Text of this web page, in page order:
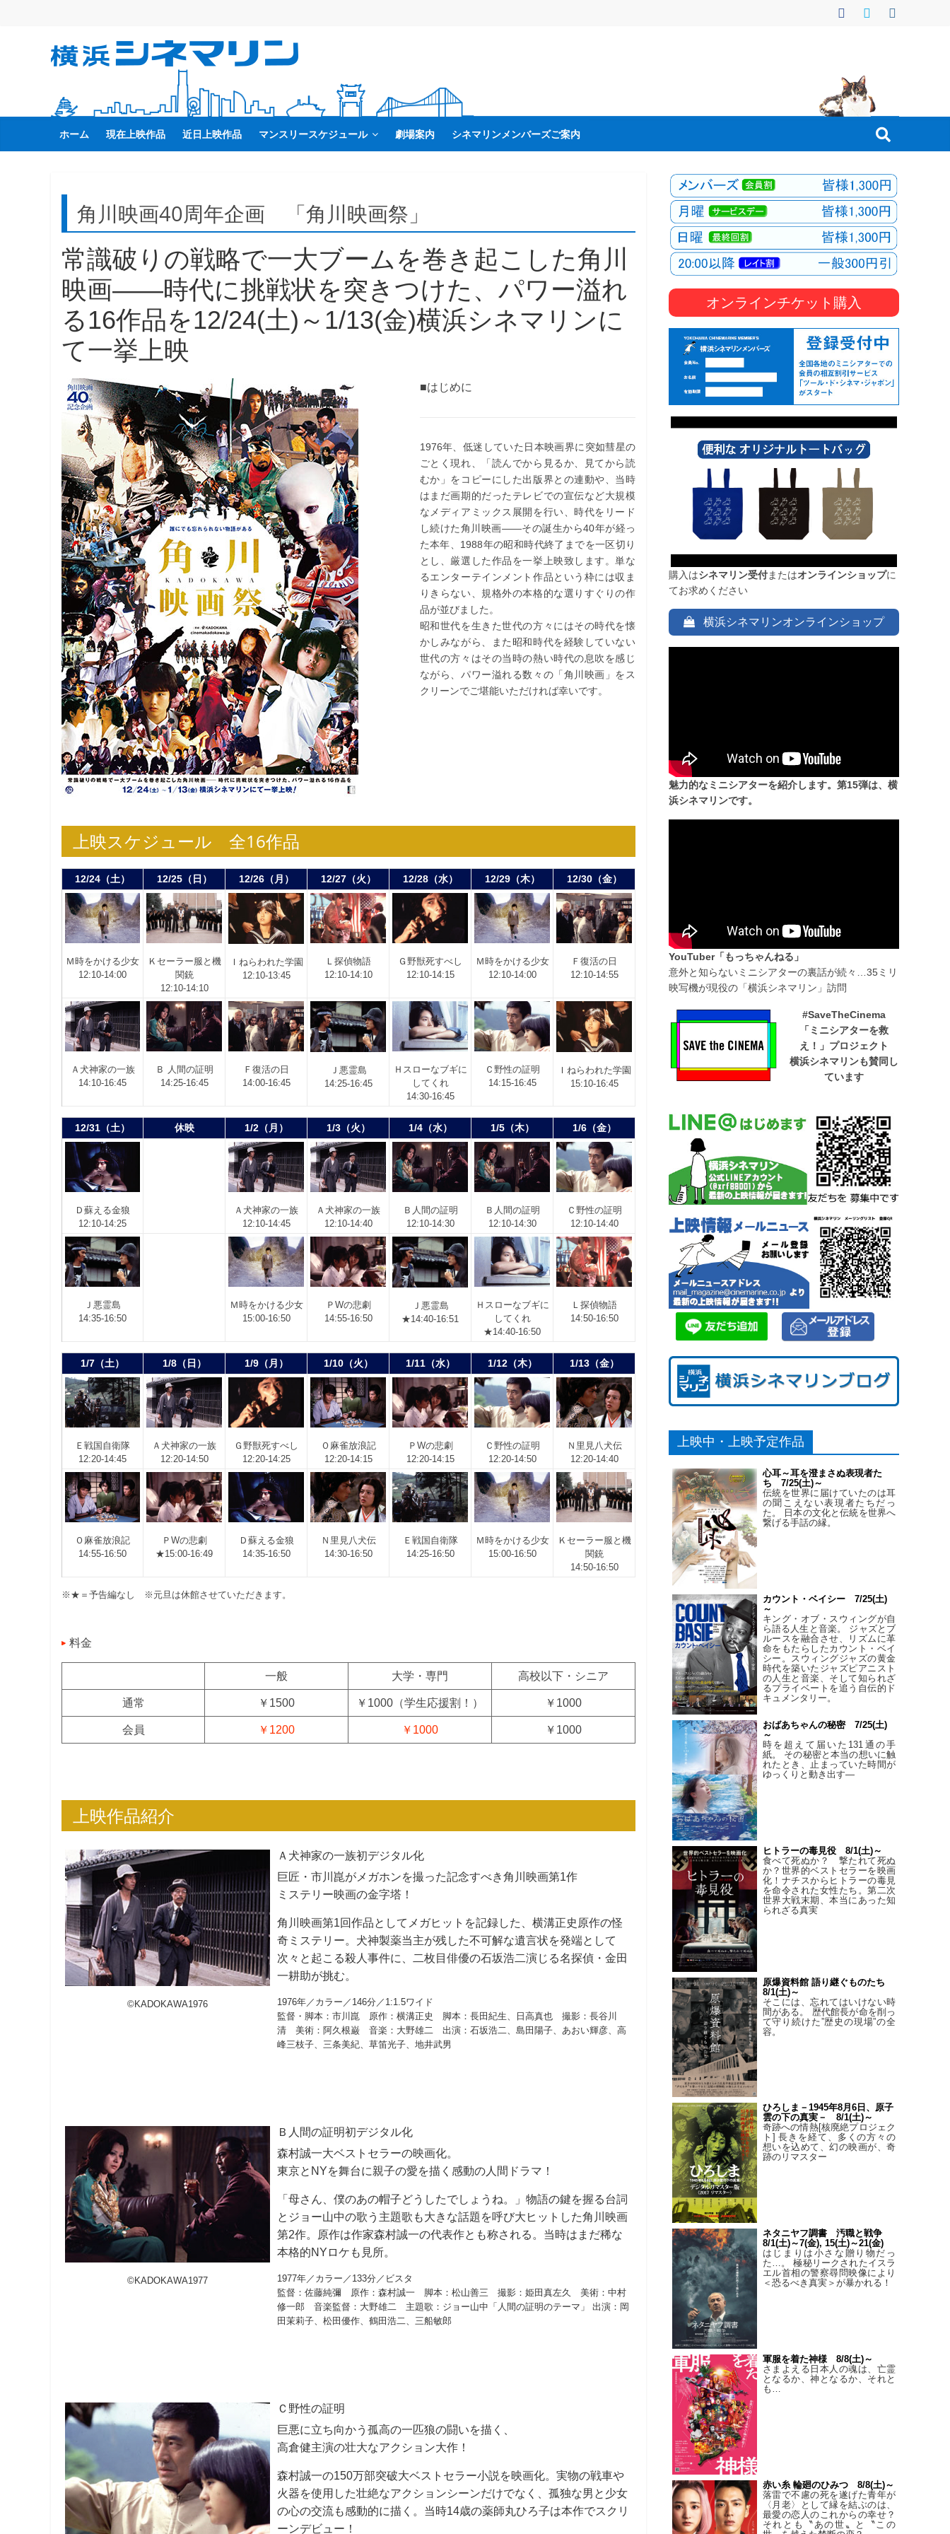
ス
ッ
横
浜
シ
ネ
マ
リ
ン
ホーム 現在上映作品 近日上映作品 マンスリースケジュール 劇場案内 シネマリンメンバーズご案内
角川映画40周年企画 「角川映画祭」
常識破りの戦略で一大ブームを巻き起こした角川
映画――時代に挑戦状を突きつけた、パワー溢れ
る16作品を12/24(土)～1/13(金)横浜シネマリンに
て一挙上映
■はじめに
1976年、低迷していた日本映画界に突如彗星の
ごとく現れ、「読んでから見るか、見てから読
むか」をコピーにした出版界との連動や、当時
はまだ画期的だったテレビでの宣伝など大規模
なメディアミックス展開を行い、時代をリード
し続けた角川映画――その誕生から40年が経っ
た本年、1988年の昭和時代終了までを一区切り
とし、厳選した作品を一挙上映致します。単な
るエンターテインメント作品という枠には収ま
りきらない、規格外の本格的な選りすぐりの作
品が並びました。
昭和世代を生きた世代の方々にはその時代を懐
かしみながら、また昭和時代を経験していない
世代の方々はその当時の熱い時代の息吹を感じ
ながら、パワー溢れる数々の「角川映画」をス
クリーンでご堪能いただければ幸いです。
上映スケジュール 全16作品
12/24（土） 12/25（日） 12/26（月） 12/27（火） 12/28（水） 12/29（木） 12/30（金）
Ｍ時をかける少女
12:10-14:00
Ｋ セーラー服と機
関銃
12:10-14:10
Ｉ ねらわれた学園
12:10-13:45
Ｌ 探偵物語
12:10-14:10
Ｇ 野獣死すべし
12:10-14:15
Ｍ 時をかける少女
12:10-14:00
Ｆ 復活の日
12:10-14:55
Ａ 犬神家の一族
14:10-16:45
Ｂ 人間の証明
14:25-16:45
Ｆ 復活の日
14:00-16:45
Ｊ 悪霊島
14:25-16:45
Ｈ スローなブギに
してくれ
14:30-16:45
Ｃ 野性の証明
14:15-16:45
Ｉ ねらわれた学園
15:10-16:45
12/31（土） 休映 1/2（月） 1/3（火） 1/4（水） 1/5（木） 1/6（金）
Ｄ 蘇える金狼
12:10-14:25
Ａ 犬神家の一族
12:10-14:45
Ａ 犬神家の一族
12:10-14:40
Ｂ 人間の証明
12:10-14:30
Ｂ 人間の証明
12:10-14:30
Ｃ 野性の証明
12:10-14:40
Ｊ 悪霊島
14:35-16:50
Ｍ 時をかける少女
15:00-16:50
Ｐ Wの悲劇
14:55-16:50
Ｊ 悪霊島
★14:40-16:51
Ｈ スローなブギに
してくれ
★14:40-16:50
Ｌ 探偵物語
14:50-16:50
1/7（土） 1/8（日） 1/9（月） 1/10（火） 1/11（水） 1/12（木） 1/13（金）
Ｅ 戦国自衛隊
12:20-14:45
Ａ 犬神家の一族
12:20-14:50
Ｇ 野獣死すべし
12:20-14:25
Ｏ 麻雀放浪記
12:20-14:15
Ｐ Wの悲劇
12:20-14:15
Ｃ 野性の証明
12:20-14:50
Ｎ 里見八犬伝
12:20-14:40
Ｏ 麻雀放浪記
14:55-16:50
Ｐ Wの悲劇
★15:00-16:49
Ｄ 蘇える金狼
14:35-16:50
Ｎ 里見八犬伝
14:30-16:50
Ｅ 戦国自衛隊
14:25-16:50
Ｍ 時をかける少女
15:00-16:50
Ｋ セーラー服と機
関銃
14:50-16:50
※★＝予告編なし ※元旦は休館させていただきます。
料金
一般 大学・専門 高校以下・シニア
通常 ￥1500 ￥1000（学生応援割！） ￥1000
会員 ￥1200 ￥1000 ￥1000
上映作品紹介
©KADOKAWA1976
Ａ 犬神家の一族初デジタル化
巨匠・市川崑がメガホンを撮った記念すべき角川映画第1作
ミステリー映画の金字塔！
角川映画第1回作品としてメガヒットを記録した、横溝正史原作の怪
奇ミステリー。犬神製薬当主が残した不可解な遺言状を発端として
次々と起こる殺人事件に、二枚目俳優の石坂浩二演じる名探偵・金田
一耕助が挑む。
1976年／カラー／146分／1:1.5ワイド
監督・脚本：市川崑 原作：横溝正史 脚本：長田紀生、日高真也 撮影：長谷川
清 美術：阿久根巌 音楽：大野雄二 出演：石坂浩二、島田陽子、あおい輝彦、高
峰三枝子、三条美紀、草笛光子、地井武男
©KADOKAWA1977
Ｂ 人間の証明初デジタル化
森村誠一大ベストセラーの映画化。
東京とNYを舞台に親子の愛を描く感動の人間ドラマ！
「母さん、僕のあの帽子どうしたでしょうね。」物語の鍵を握る台詞
とジョー山中の歌う主題歌も大きな話題を呼び大ヒットした角川映画
第2作。原作は作家森村誠一の代表作とも称される。当時はまだ稀な
本格的NYロケも見所。
1977年／カラー／133分／ビスタ
監督：佐藤純彌 原作：森村誠一 脚本：松山善三 撮影：姫田真左久 美術：中村
修一郎 音楽監督：大野雄二 主題歌：ジョー山中「人間の証明のテーマ」 出演：岡
田茉莉子、松田優作、鶴田浩二、三船敏郎
Ｃ 野性の証明
巨悪に立ち向かう孤高の一匹狼の闘いを描く、
高倉健主演の壮大なアクション大作！
森村誠一の150万部突破大ベストセラー小説を映画化。実物の戦車や
火器を使用した壮絶なアクションシーンだけでなく、孤独な男と少女
の心の交流も感動的に描く。当時14歳の薬師丸ひろ子は本作でスクリ
ーンデビュー！
オンラインチケット購入
購入はシネマリン受付またはオンラインショップに
てお求めください
横浜シネマリンオンラインショップ
魅力的なミニシアターを紹介します。第15弾は、横
浜シネマリンです。
YouTuber「もっちゃんねる」
意外と知らないミニシアターの裏話が続々…35ミリ
映写機が現役の「横浜シネマリン」訪問
#SaveTheCinema
「ミニシアターを救
え！」プロジェクト
横浜シネマリンも賛同し
ています
上映中・上映予定作品
心耳～耳を澄まさぬ表現者た
ち 7/25(土)～
伝統を世界に届けていたのは耳
の聞こえない表現者たちだっ
た。 日本の文化と伝統を世界へ
繋げる手話の縁。
カウント・ベイシー 7/25(土)
～
キング・オブ・スウィングが自
ら語る人生と音楽。 ジャズとブ
ルースを融合させ、リズムに革
命をもたらしたカウント・ベイ
シー。スウィングジャズの黄金
時代を築いたジャズピアニスト
の人生と音楽、そして知られざ
るプライベートを追う自伝的ド
キュメンタリー。
おばあちゃんの秘密 7/25(土)
～
時を超えて届いた131通の手
紙。 その秘密と本当の想いに触
れたとき、止まっていた時間が
ゆっくりと動き出す―
ヒトラーの毒見役 8/1(土)～
食べて死ぬか？ 撃たれて死ぬ
か？世界的ベストセラーを映画
化！ナチスからヒトラーの毒見
を命令された女性たち。第二次
世界大戦末期、本当にあった知
られざる真実
原爆資料館 語り継ぐものたち
8/1(土)～
そこには、忘れてはいけない時
間がある。 歴代館長が命を削っ
て守り続けた”歴史の現場”の全
容。
ひろしま－1945年8月6日、原子
雲の下の真実－ 8/1(土)～
奇跡への情熱[核廃絶プロジェク
ト] 長きを経て、多くの方々の
想いを込めて、幻の映画が、奇
跡のリマスター
ネタニヤフ調書 汚職と戦争
8/1(土)～7(金), 15(土)～21(金)
はじまりは小さな贈り物だっ
た…。 極秘リークされたイスラ
エル首相の警察尋問映像により
＜恐るべき真実＞が暴かれる！
軍服を着た神様 8/8(土)～
さまよえる日本人の魂は、亡霊
となるか、神となるか、それと
も…
赤い糸 輪廻のひみつ 8/8(土)～
落雷で不慮の死を遂げた青年が
〈月老〉として縁を結ぶのは、
最愛の恋人のこれからの幸せ？
それとも〝あの世〟と〝この